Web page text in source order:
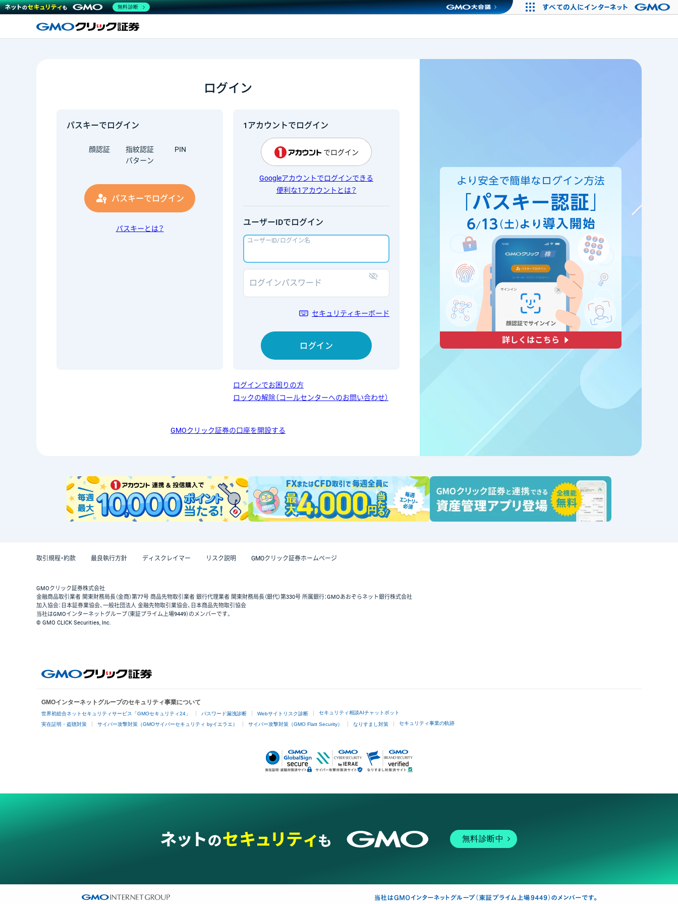
ログイン
パスキーでログイン
顔認証 指紋認証
PIN
パターン
パスキーでログイン
パスキーとは？
1アカウントでログイン
でログイン
Googleアカウントでログインできる
便利な1アカウントとは？
ユーザーIDでログイン
ユーザーID/ログイン名
ログインパスワード
セキュリティキーボード
ログイン
ログインでお困りの方
ロックの解除（コールセンターへのお問い合わせ）
GMOクリック証券の口座を開設する
取引規程・約款 最良執行方針 ディスクレイマー リスク説明 GMOクリック証券ホームページ
GMOクリック証券株式会社
金融商品取引業者 関東財務局長（金商）第77号 商品先物取引業者 銀行代理業者 関東財務局長（銀代）第330号 所属銀行：GMOあおぞらネット銀行株式会社
加入協会：日本証券業協会、一般社団法人 金融先物取引業協会、日本商品先物取引協会
当社はGMOインターネットグループ（東証プライム上場9449）のメンバーです。
© GMO CLICK Securities, Inc.
GMOインターネットグループのセキュリティ事業について
世界初総合ネットセキュリティサービス「GMOセキュリティ24」 パスワード漏洩診断 Webサイトリスク診断 セキュリティ相談AIチャットボット
実在証明・盗聴対策 サイバー攻撃対策（GMOサイバーセキュリティ byイエラエ） サイバー攻撃対策（GMO Flatt Security） なりすまし対策 セキュリティ事業の軌跡
無料診断中
無料診断